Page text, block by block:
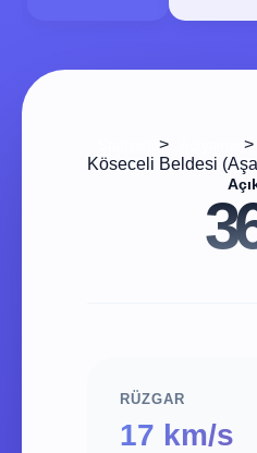
> >
Köseceli Beldesi
RÜZGAR
17 km/s